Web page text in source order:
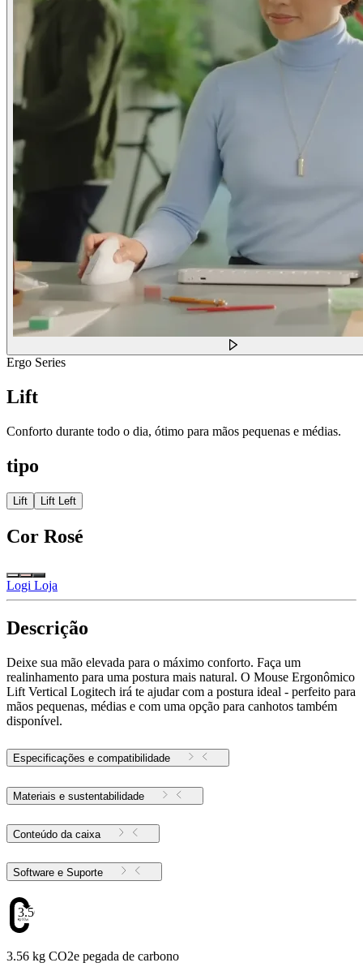
Ergo Series
Lift
Conforto durante todo o dia, ótimo para mãos pequenas e médias.
tipo
Lift Lift Left
Cor Rosé
Logi Loja
Descrição
Deixe sua mão elevada para o máximo conforto. Faça um
realinhamento para uma postura mais natural. O Mouse Ergonômico
Lift Vertical Logitech irá te ajudar com a postura ideal - perfeito para
mãos pequenas, médias e com uma opção para canhotos também
disponível.
Especificações e compatibilidade
Materiais e sustentabilidade
Conteúdo da caixa
Software e Suporte
3.56
3.56 kg CO2e pegada de carbono